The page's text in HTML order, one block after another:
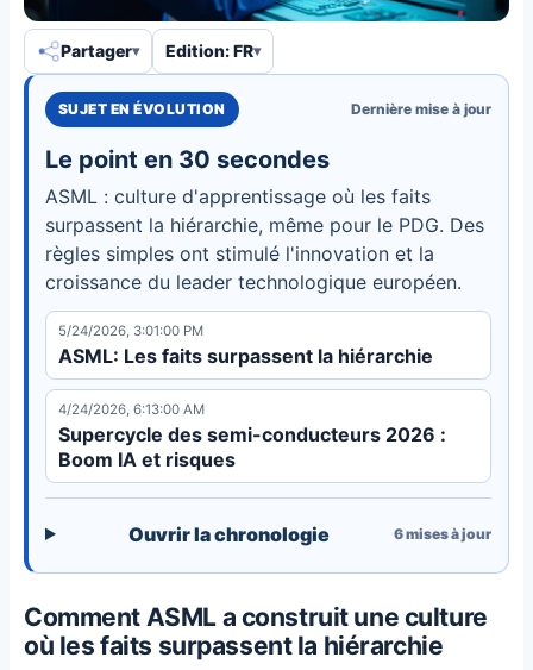
Partager Edition: FR
SUJET EN ÉVOLUTION Dernière mise à jour
Le point en 30 secondes
ASML : culture d'apprentissage où les faits
surpassent la hiérarchie, même pour le PDG. Des
règles simples ont stimulé l'innovation et la
croissance du leader technologique européen.
5/24/2026, 3:01:00 PM
ASML: Les faits surpassent la hiérarchie
4/24/2026, 6:13:00 AM
Supercycle des semi-conducteurs 2026 :
Boom IA et risques
Ouvrir la chronologie 6mises à jour
Comment ASML a construit une culture
où les faits surpassent la hiérarchie